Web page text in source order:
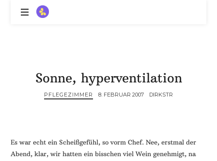
ZitronenBitter
mit
die
Sonne, hyperventilation
PFLEGEZIMMER 8. FEBRUAR 2007 DIRKSTR
Es war echt ein Scheißgefühl, so vorm Chef. Nee, erstmal der
Abend, klar, wir hatten ein bisschen viel Wein genehmigt, na